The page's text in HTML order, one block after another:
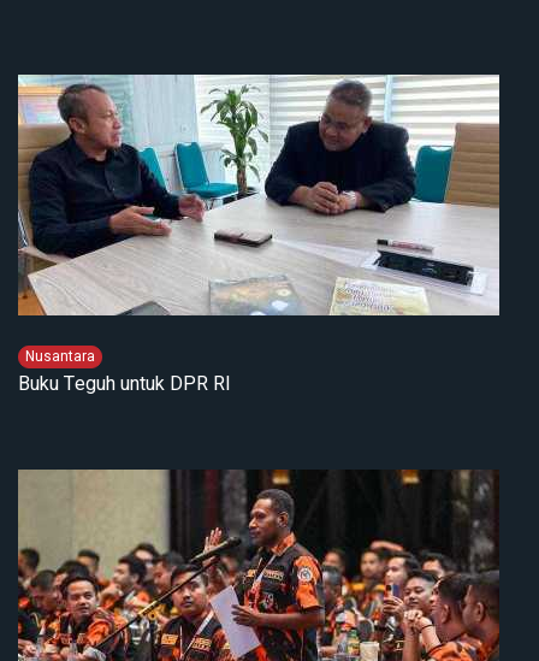
Nusantara
Buku Teguh untuk DPR RI